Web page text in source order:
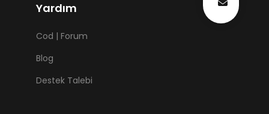
Yardım
Cod | Forum
Blog
Destek Talebi